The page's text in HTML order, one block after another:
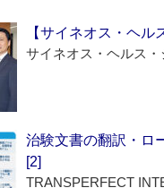
【サイネオス・ヘ
サイネオス・ヘルス
治験文書の翻訳・ロ
[2]
TRANSPERFECT